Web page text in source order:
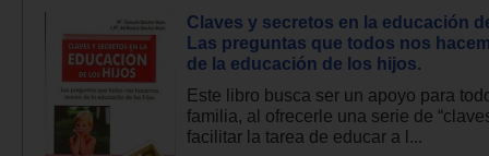
Claves y secretos en la educación
Las preguntas que todos nos
de la educación de los hijos.
Este libro busca ser un apoyo para
familia, al ofrecerle una serie de
facilitar la tarea de educar a l...